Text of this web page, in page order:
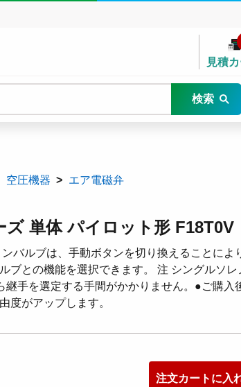
見積
検索
空圧機器 エア電磁弁
ズ 単体 パイロット形 F18T0V
バルブは、手動ボタンを切り換えることによ
ブとの機能を選択できます。 注 シングルソレ
継手を選定する手間がかかりません。●ご購入
度がアップします。
注文カートに入